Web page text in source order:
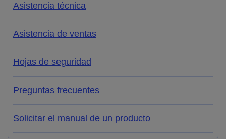
Asistencia técnica
Asistencia de ventas
Hojas de seguridad
Preguntas frecuentes
Solicitar el manual de un producto